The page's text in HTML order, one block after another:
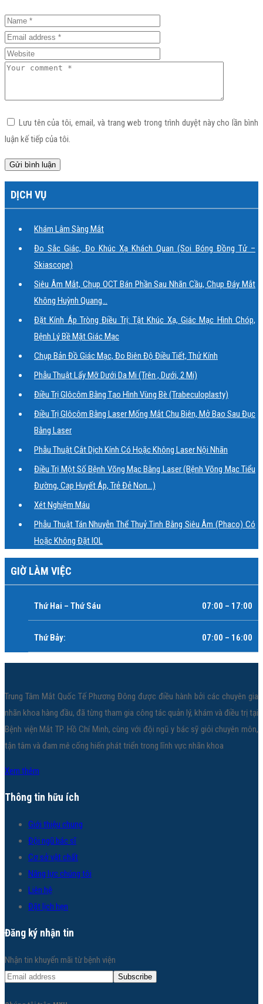
Lưu tên của tôi, email, và trang web trong trình duyệt này cho lần bình
luận kế tiếp của tôi.
DỊCH VỤ
Khám Lâm Sàng Mắt
Đo Sắc Giác, Đo Khúc Xạ Khách Quan (soi Bóng Đồng Tử –
Skiascope)
Siêu Âm Mắt, Chụp OCT Bán Phần Sau Nhãn Cầu, Chụp Đáy Mắt
Không Huỳnh Quang…
Đặt Kính Áp Tròng Điều Trị: Tật Khúc Xạ, Giác Mạc Hình Chóp,
Bệnh Lý Bề Mặt Giác Mạc
Chụp Bản Đồ Giác Mạc, Đo Biên Độ Điều Tiết, Thử Kính
Phẫu Thuật Lấy Mỡ Dưới Da Mi (trên , Dưới, 2 Mi)
Điều Trị Glôcôm Bằng Tạo Hình Vùng Bè (Trabeculoplasty)
Điều Trị Glôcôm Bằng Laser Mống Mắt Chu Biên, Mở Bao Sau Đục
Bằng Laser
Phẫu Thuật Cắt Dịch Kính Có Hoặc Không Laser Nội Nhãn
Điều Trị Một Số Bệnh Võng Mạc Bằng Laser (bệnh Võng Mạc Tiểu
Đường, Cap Huyết Áp, Trẻ Đẻ Non…)
Xét Nghiệm Máu
Phẫu Thuật Tán Nhuyễn Thể Thuỷ Tinh Bằng Siêu Âm (Phaco) Có
Hoặc Không Đặt IOL
GIỜ LÀM VIỆC
Thứ Hai – Thứ Sáu 07:00 – 17:00
Thứ Bảy: 07:00 – 16:00
Trung Tâm Mắt Quốc Tế Phương Đông được điều hành bởi các chuyên gia
nhãn khoa hàng đầu, đã từng tham gia công tác quản lý, khám và điều trị tại
Bệnh viện Mắt TP. Hồ Chí Minh, cùng với đội ngũ y bác sỹ giỏi chuyên môn,
tận tâm và đam mê cống hiến phát triển trong lĩnh vực nhãn khoa
Xem thêm
Thông tin hữu ích
Giới thiệu chung
Đội ngũ bác sĩ
Cơ sở vật chất
Năng lực chúng tôi
Liên hệ
Đặt lịch hẹn
Đăng ký nhận tin
Nhận tin khuyến mãi từ bệnh viện
Subscribe